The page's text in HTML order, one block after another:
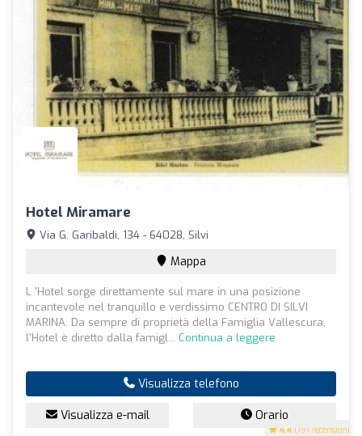
Hotel Miramare
4.4 (191 recensioni)
Via G. Garibaldi, 134 - 64028, Silvi
Mappa
L 'Hotel sorge direttamente sul mare in una posizione
incantevole nel tranquillo e verdissimo CENTRO DI SILVI
MARINA. Da sempre di proprietà della Famiglia Vallescura,
l'Hotel è diretto dalla famigl... Continua a leggere
Visualizza telefono
Visualizza e-mail Orario